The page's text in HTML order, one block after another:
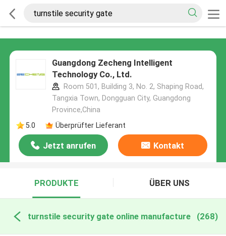
Guangdong Zecheng Intelligent
Technology Co., Ltd.
Room 501, Building 3, No. 2, Shaping Road,
Tangxia Town, Dongguan City, Guangdong
Province,China
5.0
Überprüfter Lieferant
Jetzt anrufen Kontakt
PRODUKTE ÜBER UNS
turnstile security gate online manufacture (268)